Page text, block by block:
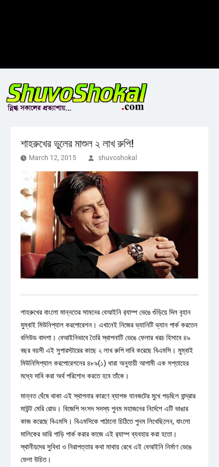
শাহরুখের ভুলের মাশুল ২ লাখ রুপি!
March 12, 2015 shuvoshokal
শাহরুখের বাংলো মান্নতের সামনের বেআইনি র‌্যাম্প ভেঙে গুঁড়িয়ে দিল বৃহান
মুম্বাই মিউনিপ্যাল করপোরেশন। এখানেই নিজের ভ্যানিটি ভ্যান পার্ক করতেন
বলিউড বাদশা। বেআইনিভাবে তৈরি স্থাপনাটি ভেঙে ফেলার খরচ হিসাবে ৪৯
বছর বয়সী এই সুপারস্টারের কাছে ২ লাখ রুপি দাবি করেছে বিএমসি। মুম্বাই
মিউনিসিপ্যাল করপোরেশনের ৪৮৯(১) ধারা অনুযায়ী আগামী এক সপ্তাহের
মধ্যে দাবি করা অর্থ পরিশোধ করতে হবে তাঁকে।
মান্নত ঘেঁষে থাকা এই স্থাপনার কারণে ব্যাপক যানজটের মুখে পড়ছিল বান্দ্রার
মাউন্ট মেরি রোড। বিজেপি সংসদ সদস্য পুনম মহাজনের নির্দেশে এটি ভাঙার
কাজ করেছে বিএমসি। বিএমসিকে পাঠানো চিঠিতে পুনম লিখেছিলেন, বাংলো
মালিকের ভারি গাড়ি পার্ক করার কাজে এই র‌্যাম্প ব্যবহার করা হতো।
স্থানীয়দের সুবিধা ও নিরাপত্তার কথা মাথায় রেখে এই বেআইনি নির্মাণ ভেঙে
ফেলা উচিত।